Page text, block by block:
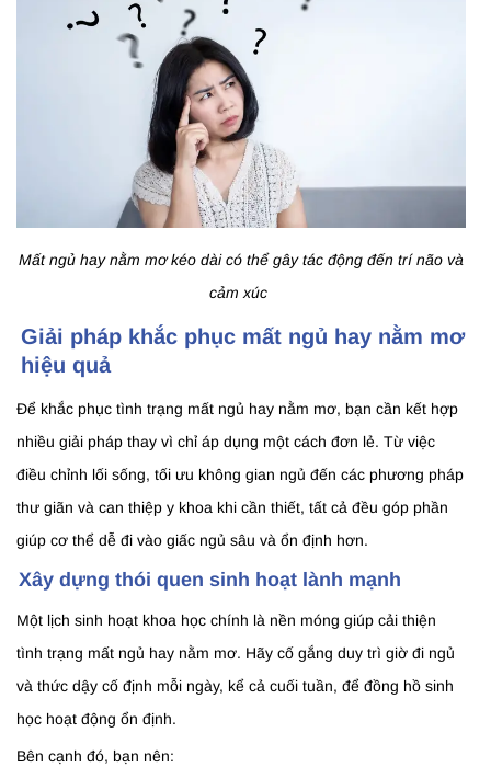
Mất ngủ hay nằm mơ kéo dài có thể gây tác động đến trí não và
cảm xúc
Giải pháp khắc phục mất ngủ hay nằm mơ
hiệu quả
Để khắc phục tình trạng mất ngủ hay nằm mơ, bạn cần kết hợp
nhiều giải pháp thay vì chỉ áp dụng một cách đơn lẻ. Từ việc
điều chỉnh lối sống, tối ưu không gian ngủ đến các phương pháp
thư giãn và can thiệp y khoa khi cần thiết, tất cả đều góp phần
giúp cơ thể dễ đi vào giấc ngủ sâu và ổn định hơn.
Xây dựng thói quen sinh hoạt lành mạnh
Một lịch sinh hoạt khoa học chính là nền móng giúp cải thiện
tình trạng mất ngủ hay nằm mơ. Hãy cố gắng duy trì giờ đi ngủ
và thức dậy cố định mỗi ngày, kể cả cuối tuần, để đồng hồ sinh
học hoạt động ổn định.
Bên cạnh đó, bạn nên: